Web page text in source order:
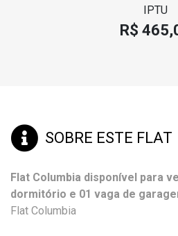
IPTU
R$
SOBRE ESTE FLAT
Flat Columbia disponível para
dormitório e 01 vaga de
Flat Columbia